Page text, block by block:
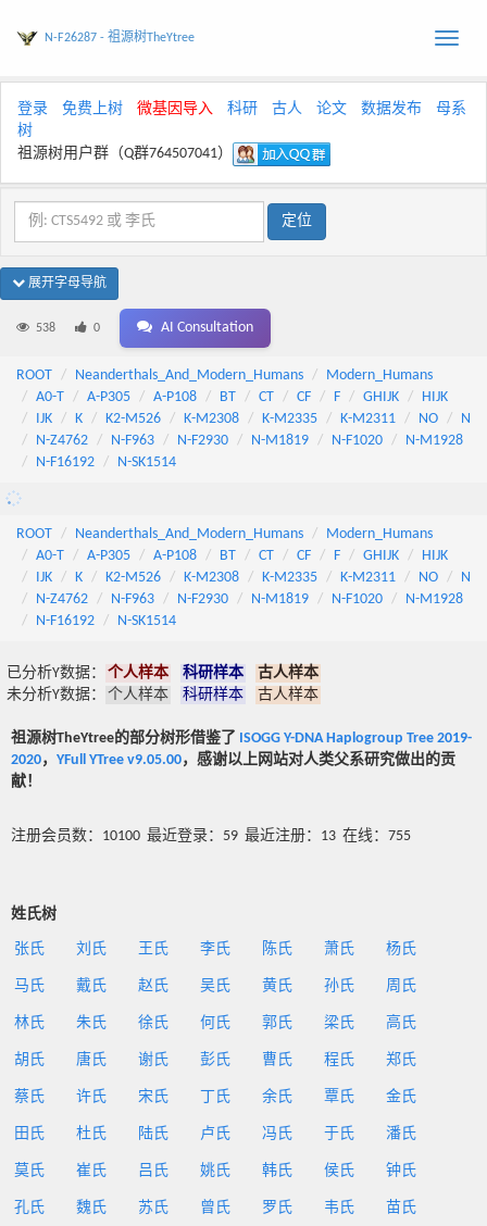
Toggle
N-F26287 - 祖源树TheYtree
登录 免费上树 微基因导入 科研 古人 论文 数据发布
母系
树
祖源树用户群（Q群764507041）
展开字母导航
538 0 AI Consultation
ROOT Neanderthals_And_Modern_Humans
Modern_Humans
A0-T
A-P305 A-P108 BT CT CF F GHIJK
HIJK
IJK
K K2-M526 K-M2308 K-M2335 K-M2311 NO
N
N-Z4762
N-F963 N-F2930 N-M1819 N-F1020
N-M1928
N-F16192
N-SK1514
ROOT Neanderthals_And_Modern_Humans
Modern_Humans
A0-T
A-P305 A-P108 BT CT CF F GHIJK
HIJK
IJK
K K2-M526 K-M2308 K-M2335 K-M2311 NO
N
N-Z4762
N-F963 N-F2930 N-M1819 N-F1020
N-M1928
N-F16192
N-SK1514
已分析Y数据： 个人样本 科研样本
古人样本
未分析Y数据：
个人样本 科研样本 古人样本
祖源树TheYtree的部分树形借鉴了 ISOGG Y-DNA Haplogroup Tree 2019-
2020， YFull YTree v9.05.00，感谢以上网站对人类父系研究做出的贡
献！
注册会员数：10100 最近登录：59 最近注册：13 在线：755
姓氏树
张氏 刘氏 王氏 李氏 陈氏 萧氏 杨氏
马氏 戴氏 赵氏 吴氏 黄氏 孙氏 周氏
林氏 朱氏 徐氏 何氏 郭氏 梁氏 高氏
胡氏 唐氏 谢氏 彭氏 曹氏 程氏 郑氏
蔡氏 许氏 宋氏 丁氏 余氏 覃氏 金氏
田氏 杜氏 陆氏 卢氏 冯氏 于氏 潘氏
莫氏 崔氏 吕氏 姚氏 韩氏 侯氏 钟氏
孔氏 魏氏 苏氏 曾氏 罗氏 韦氏 苗氏